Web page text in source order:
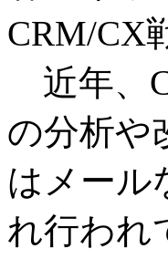
CRM/CX
近年、
の分析や
はメール
れ行われ